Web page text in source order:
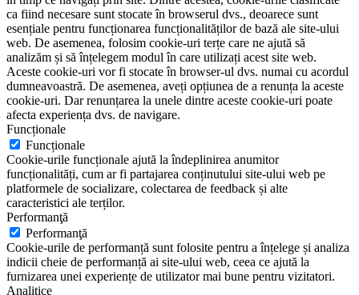
ca fiind necesare sunt stocate în browserul dvs., deoarece sunt
esențiale pentru funcționarea funcționalităților de bază ale site-ului
web. De asemenea, folosim cookie-uri terțe care ne ajută să
analizăm și să înțelegem modul în care utilizați acest site web.
Aceste cookie-uri vor fi stocate în browser-ul dvs. numai cu acordul
dumneavoastră. De asemenea, aveți opțiunea de a renunța la aceste
cookie-uri. Dar renunțarea la unele dintre aceste cookie-uri poate
afecta experiența dvs. de navigare.
Funcționale
Funcționale
Cookie-urile funcționale ajută la îndeplinirea anumitor
funcționalități, cum ar fi partajarea conținutului site-ului web pe
platformele de socializare, colectarea de feedback și alte
caracteristici ale terților.
Performanţă
Performanţă
Cookie-urile de performanță sunt folosite pentru a înțelege și analiza
indicii cheie de performanță ai site-ului web, ceea ce ajută la
furnizarea unei experiențe de utilizator mai bune pentru vizitatori.
Analitice